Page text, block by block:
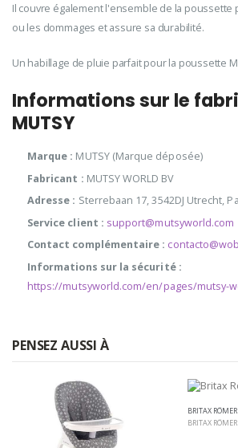
Il couvre également l'ensemble de la poussette
ou les dommages et assure sa durabilité.
Un habillage de pluie parfait pour la poussette
Informations sur le
MUTSY
Marque : MUTSY (Marque déposée)
Fabricant : MUTSY WORLD BV
Adresse : Sterrebaan 17, 3542DJ Utrecht,
Service client : support@mutsyworld.com
Contact complémentaire :
Informations sur la sécurité :
https://mutsyworld.com/en/pages/mutsy-
PENSEZ AUSSI À
BRITAX RÖMER
BRITAX RÖMER